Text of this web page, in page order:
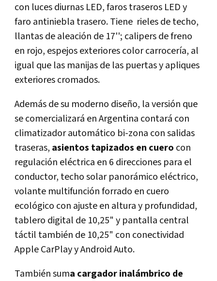
con luces diurnas LED, faros traseros LED y
faro antiniebla trasero. Tiene rieles de techo,
llantas de aleación de 17''; calipers de freno
en rojo, espejos exteriores color carrocería, al
igual que las manijas de las puertas y apliques
exteriores cromados.
Además de su moderno diseño, la versión que
se comercializará en Argentina contará con
climatizador automático bi-zona con salidas
traseras, asientos tapizados en cuero con
regulación eléctrica en 6 direcciones para el
conductor, techo solar panorámico eléctrico,
volante multifunción forrado en cuero
ecológico con ajuste en altura y profundidad,
tablero digital de 10,25" y pantalla central
táctil también de 10,25" con conectividad
Apple CarPlay y Android Auto.
También suma cargador inalámbrico de